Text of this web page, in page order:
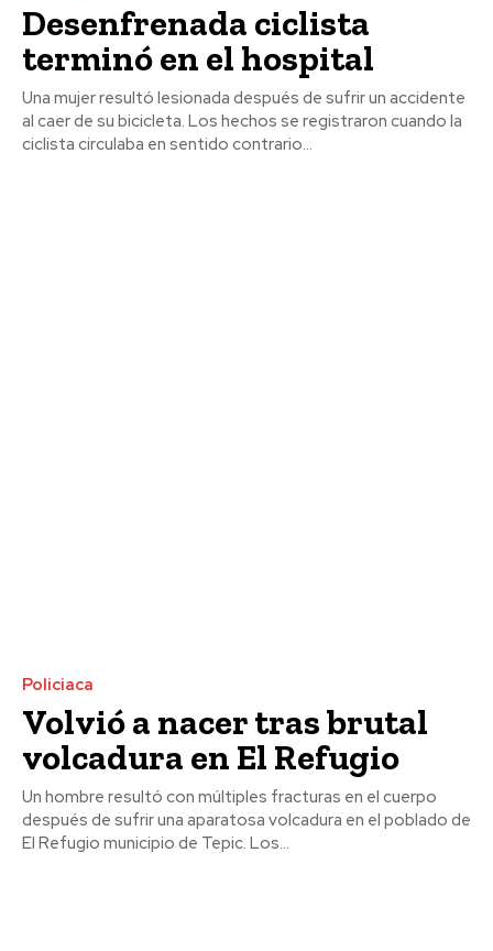
Desenfrenada ciclista
terminó en el hospital
Una mujer resultó lesionada después de sufrir un accidente
al caer de su bicicleta. Los hechos se registraron cuando la
ciclista circulaba en sentido contrario...
Policiaca
Volvió a nacer tras brutal
volcadura en El Refugio
Un hombre resultó con múltiples fracturas en el cuerpo
después de sufrir una aparatosa volcadura en el poblado de
El Refugio municipio de Tepic. Los...